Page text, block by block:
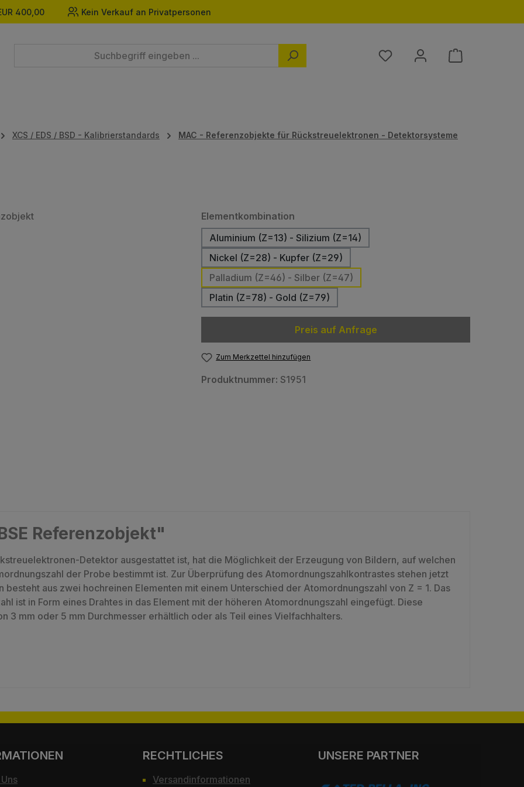
400,00 Kein Verkauf an Privatpersonen
Du hast 0 Produkte auf dem
XCS / EDS / BSD - Kalibrierstandards MAC - Referenzobjekte für Rückstreuelektronen - Detektorsysteme
Elementkombination
Aluminium (Z=13) - Silizium (Z=14)
Nickel (Z=28) - Kupfer (Z=29)
Palladium (Z=46) - Silber (Z=47)
Platin (Z=78) - Gold (Z=79)
Preis auf Anfrage
Zum Merkzettel hinzufügen
Produktnummer: S1951
Referenzobjekt"
Detektor ausgestattet ist, hat die Möglichkeit der Erzeugung von Bildern, auf welchen
der Probe bestimmt ist. Zur Überprüfung des Atomordnungszahlkontrastes stehen jetzt
aus zwei hochreinen Elementen mit einem Unterschied der Atomordnungszahl von Z = 1. Das
ist in Form eines Drahtes in das Element mit der höheren Atomordnungszahl eingefügt. Diese
3 mm oder 5 mm Durchmesser erhältlich oder als Teil eines Vielfachhalters.
RECHTLICHES
Versandinformationen
UNSERE PARTNER